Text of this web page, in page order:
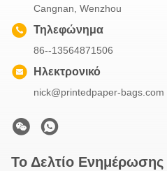
Cangnan, Wenzhou
Τηλεφώνημα
86--13564871506
Ηλεκτρονικό
nick@printedpaper-bags.com
Το Δελτίο Ενημέρωσης